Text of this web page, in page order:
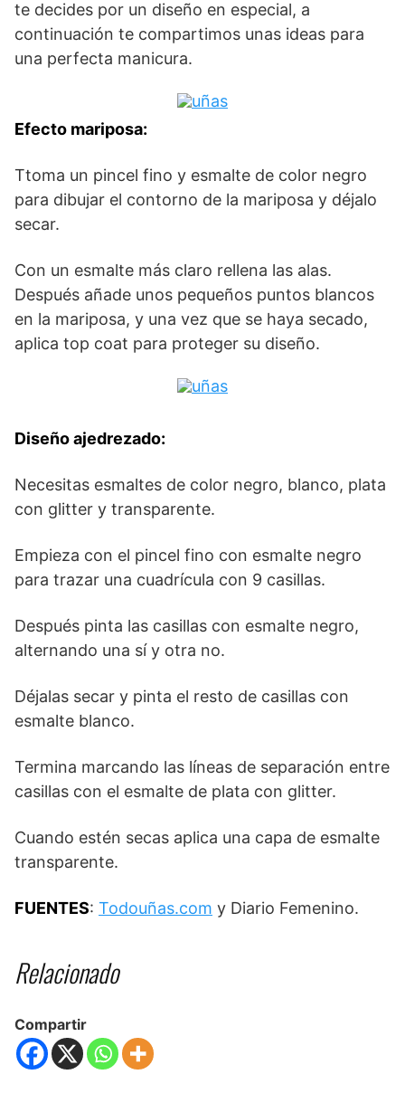
te decides por un diseño en especial, a
continuación te compartimos unas ideas para
una perfecta manicura.
Efecto mariposa:
Ttoma un pincel fino y esmalte de color negro
para dibujar el contorno de la mariposa y déjalo
secar.
Con un esmalte más claro rellena las alas.
Después añade unos pequeños puntos blancos
en la mariposa, y una vez que se haya secado,
aplica top coat para proteger su diseño.
Diseño ajedrezado:
Necesitas esmaltes de color negro, blanco, plata
con glitter y transparente.
Empieza con el pincel fino con esmalte negro
para trazar una cuadrícula con 9 casillas.
Después pinta las casillas con esmalte negro,
alternando una sí y otra no.
Déjalas secar y pinta el resto de casillas con
esmalte blanco.
Termina marcando las líneas de separación entre
casillas con el esmalte de plata con glitter.
Cuando estén secas aplica una capa de esmalte
transparente.
FUENTES: Todouñas.com y Diario Femenino.
Relacionado
Compartir